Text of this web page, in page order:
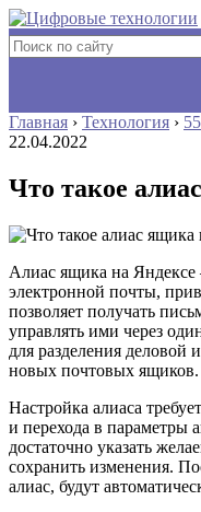
Главная › Технология › 55
22.04.2022
Что такое
Алиас ящика на Яндексе
электронной почты,
позволяет получать
управлять ими через
для разделения деловой
новых почтовых ящиков.
Настройка алиаса
и перехода в параметры
достаточно указать
сохранить изменения.
алиас, будут